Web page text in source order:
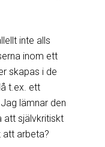
inte alls
inom ett
skapas i de
t.ex. ett
lämnar den
att självkritiskt
att arbeta?